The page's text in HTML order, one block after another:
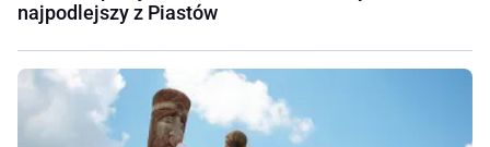
najpodlejszy z Piastów